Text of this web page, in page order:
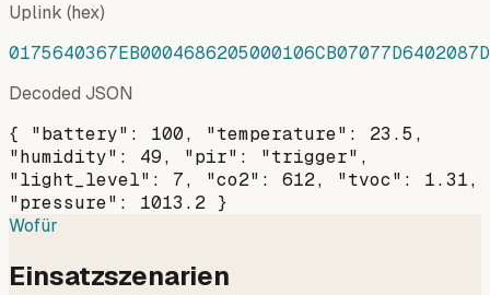
Uplink (hex)
Decoded JSON
{ "battery": 100, "temperature": 23.5,
"humidity": 49, "pir": "trigger",
"light_level": 7, "co2": 612, "tvoc": 1.31,
"pressure": 1013.2 }
Wofür
Einsatzszenarien